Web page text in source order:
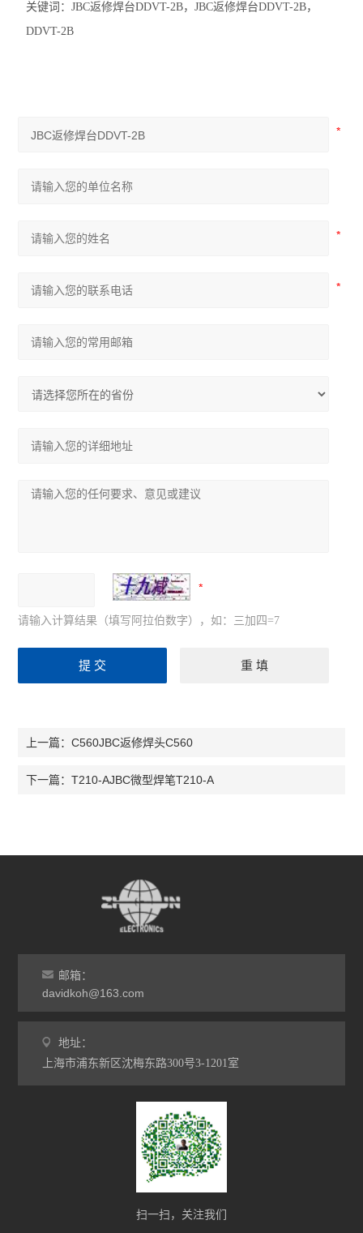
关键词：JBC返修焊台DDVT-2B，JBC返修焊台DDVT-2B，
DDVT-2B
请输入计算结果（填写阿拉伯数字），如：三加四=7
上一篇：C560JBC返修焊头C560
下一篇：T210-AJBC微型焊笔T210-A
邮箱：
davidkoh@163.com
地址：
上海市浦东新区沈梅东路300号3-1201室
扫一扫，关注我们